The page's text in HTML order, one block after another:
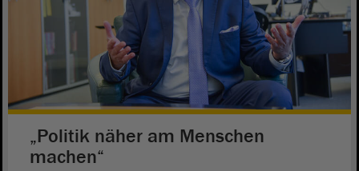
„Politik näher am Menschen
machen“